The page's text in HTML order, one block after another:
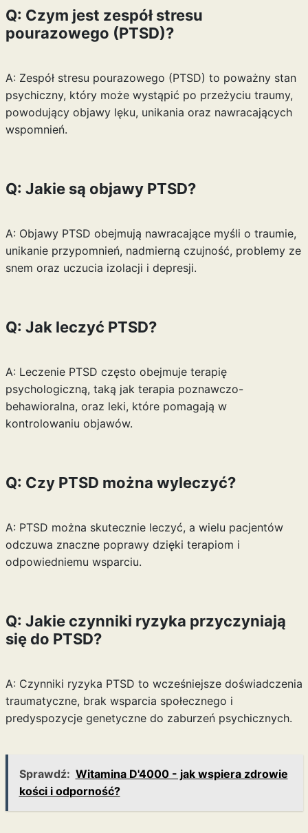
Q: Czym jest zespół stresu
pourazowego (PTSD)?
A: Zespół stresu pourazowego (PTSD) to poważny stan
psychiczny, który może wystąpić po przeżyciu traumy,
powodujący objawy lęku, unikania oraz nawracających
wspomnień.
Q: Jakie są objawy PTSD?
A: Objawy PTSD obejmują nawracające myśli o traumie,
unikanie przypomnień, nadmierną czujność, problemy ze
snem oraz uczucia izolacji i depresji.
Q: Jak leczyć PTSD?
A: Leczenie PTSD często obejmuje terapię
psychologiczną, taką jak terapia poznawczo-
behawioralna, oraz leki, które pomagają w
kontrolowaniu objawów.
Q: Czy PTSD można wyleczyć?
A: PTSD można skutecznie leczyć, a wielu pacjentów
odczuwa znaczne poprawy dzięki terapiom i
odpowiedniemu wsparciu.
Q: Jakie czynniki ryzyka przyczyniają
się do PTSD?
A: Czynniki ryzyka PTSD to wcześniejsze doświadczenia
traumatyczne, brak wsparcia społecznego i
predyspozycje genetyczne do zaburzeń psychicznych.
Sprawdź: Witamina D'4000 - jak wspiera zdrowie
kości i odporność?